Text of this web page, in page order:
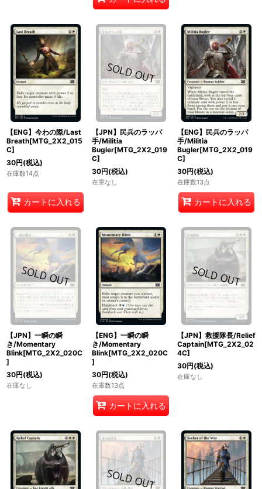
【ENG】今わの際/Last
Breath[MTG_2X2_015
C]
30円(税込)
在庫数14点
カートに入れる
【JPN】民兵のラッパ
手/Militia
Bugler[MTG_2X2_019
C]
30円(税込)
在庫なし
【ENG】民兵のラッパ
手/Militia
Bugler[MTG_2X2_019
C]
30円(税込)
在庫数13点
カートに入れる
【JPN】一瞬の瞬
き/Momentary
Blink[MTG_2X2_020C
]
30円(税込)
在庫なし
【ENG】一瞬の瞬
き/Momentary
Blink[MTG_2X2_020C
]
30円(税込)
在庫数13点
カートに入れる
【JPN】救援隊長/Relief
Captain[MTG_2X2_02
4C]
30円(税込)
在庫なし